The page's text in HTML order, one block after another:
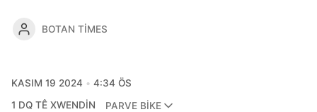
BOTAN TIMES
KASIM 19 2024
4:34 ÖS
1 DQ TÊ XWENDIN
PARVE BIKE